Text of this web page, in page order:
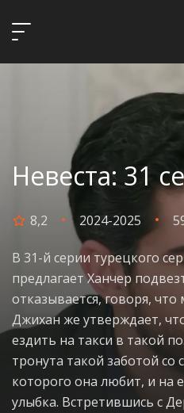
Невеста: 31
8,2 2024-2025
В 31-й серии турецкого
предлагает Ханчер
отказывается, говоря,
Джихан же утверждает,
ездить на такси в такой
тронута такой заботой
которого она любит, и на
улыбка. Встретившись с